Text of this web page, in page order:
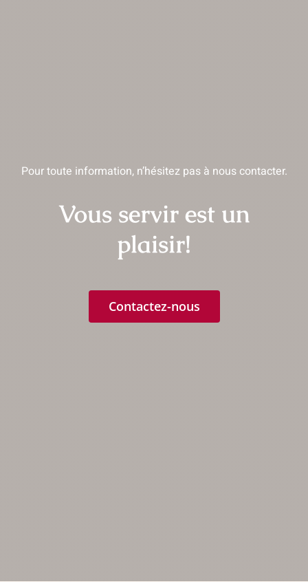
Pour toute information, n’hésitez pas à nous contacter.
Vous servir est un
plaisir!
Contactez-nous